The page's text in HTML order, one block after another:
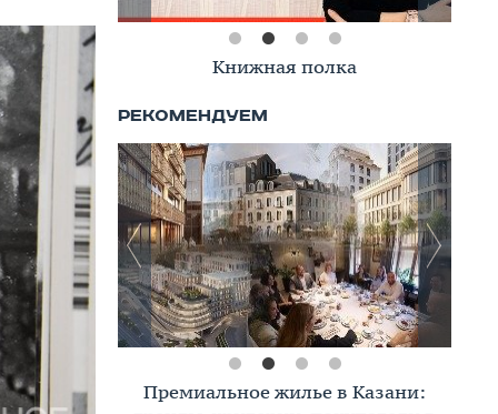
Книжная полка
Премиальное жилье в Казани: